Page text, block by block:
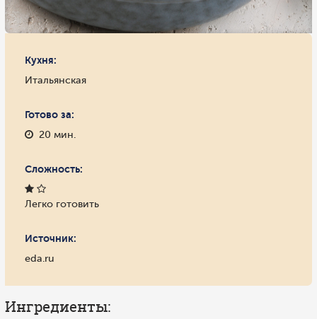
Кухня:
Итальянская
Готово за:
20 мин.
Сложность:
Легко готовить
Источник:
eda.ru
Ингредиенты: